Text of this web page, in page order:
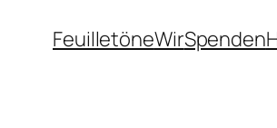
InhaltFeuilletöneWirSpenden